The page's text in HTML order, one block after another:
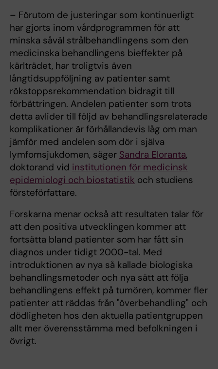
– Förutom de justeringar som kontinuerligt
har gjorts inom vårdprogrammen för att
minska såväl strålbehandlingens som den
medicinska behandlingens bieffekter på
kärlträdet, har troligtvis även
långtidsuppföljning av patienter samt
rökstoppsrekommendation bidragit till
förbättringen. Andelen patienter som trots
detta avlider till följd av behandlingsrelaterade
komplikationer är förhållandevis låg om man
jämför med andelen som dör i själva
lymfomsjukdomen, säger Sandra Eloranta,
doktorand vid institutionen för medicinsk
epidemiologi och biostatistik och studiens
försteförfattare.
Forskarna menar också att resultaten talar för
att den positiva utvecklingen kommer att
fortsätta bland patienter som har fått sin
diagnos under tidigt 2000-tal. Med
introduktionen av nya så kallade biologiska
behandlingsmetoder och nya sätt att följa
behandlingens effekt på tumören, kommer fler
patienter att räddas från "överbehandling" och
dödligheten hos den aktuella patientgruppen
allt mer överensstämma med befolkningen i
övrigt.